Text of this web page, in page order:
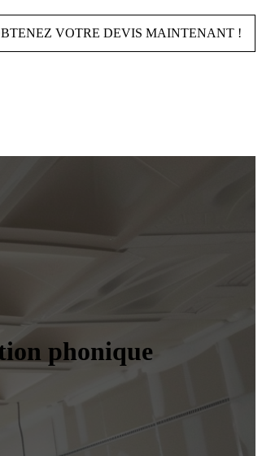
VOTRE DEVIS MAINTENANT !
phonique